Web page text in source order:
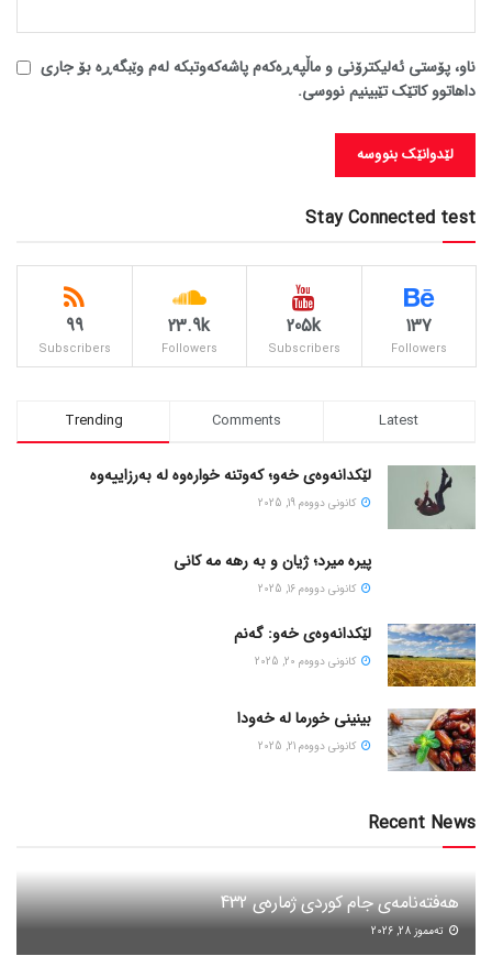
ناو، پۆستی ئەلیکترۆنی و ماڵپەڕەکەم پاشەکەوتبکە لەم وێبگەڕە بۆ جاری
داهاتوو کاتێک تێبینیم نووسی.
Stay Connected test
137
Followers
205k
Subscribers
23.9k
Followers
99
Subscribers
Trending Comments Latest
لێکدانەوەی خەو؛ کەوتنە خوارەوە لە بەرزاییەوە
كانونی دووه‌م 19, 2025
پیره میرد؛ ژیان و به رهه مه کانی
كانونی دووه‌م 16, 2025
لێکدانەوەی خەو: گەنم
كانونی دووه‌م 20, 2025
بینینی خورما لە خەودا
كانونی دووه‌م 21, 2025
Recent News
هەفتەنامەی جام کوردی ژمارەی 432
ته‌مموز 28, 2026